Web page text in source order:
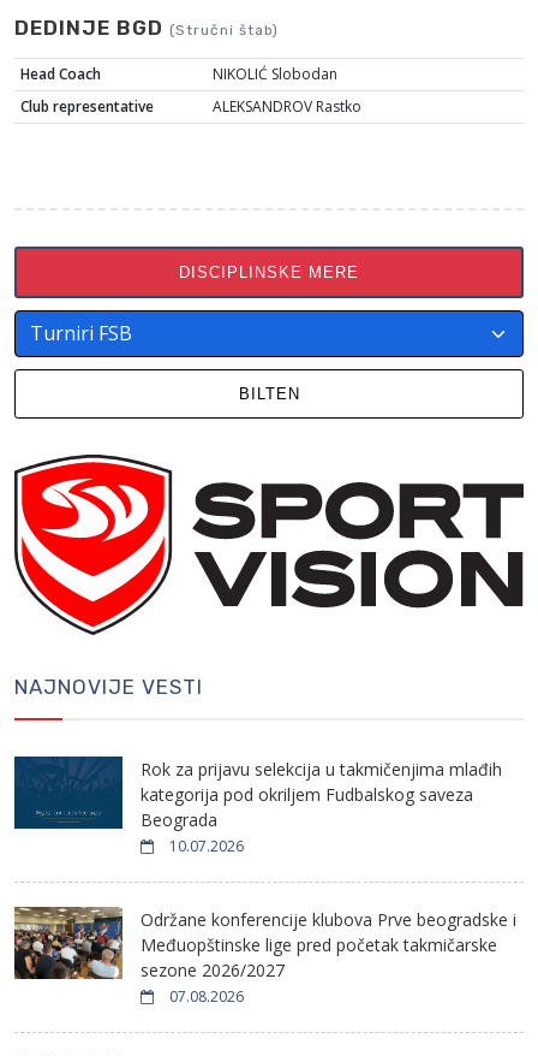
DEDINJE BGD (Stručni štab)
Head Coach
NIKOLIĆ Slobodan
Club representative
ALEKSANDROV Rastko
DISCIPLINSKE MERE
BILTEN
NAJNOVIJE VESTI
Rok za prijavu selekcija u takmičenjima mlađih
kategorija pod okriljem Fudbalskog saveza
Beograda
10.07.2026
Održane konferencije klubova Prve beogradske i
Međuopštinske lige pred početak takmičarske
sezone 2026/2027
07.08.2026